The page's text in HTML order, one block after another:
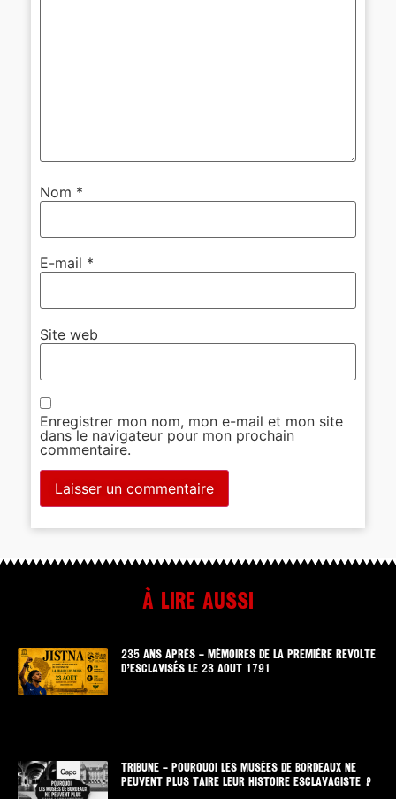
Nom *
E-mail *
Site web
Enregistrer mon nom, mon e-mail et mon site
dans le navigateur pour mon prochain
commentaire.
À lire aussi
235 ANS APRÈS – MÉMOIRES DE LA PREMIÈRE REVOLTE
D’ESCLAVISÉS LE 23 AOUT 1791
TRIBUNE – POURQUOI LES MUSÉES DE BORDEAUX NE
PEUVENT PLUS TAIRE LEUR HISTOIRE ESCLAVAGISTE ?